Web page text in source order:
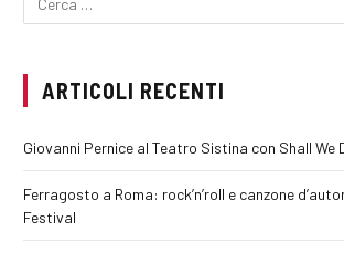
ARTICOLI RECENTI
Giovanni Pernice al Teatro Sistina con Shall We
Ferragosto a Roma: rock’n’roll e canzone
Festival